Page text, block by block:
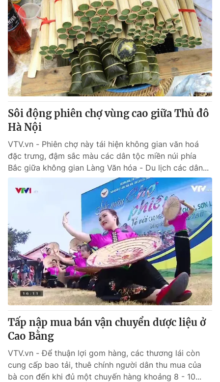
Sôi động phiên chợ vùng cao giữa Thủ đô
Hà Nội
VTV.vn - Phiên chợ này tái hiện không gian văn hoá
đặc trưng, đậm sắc màu các dân tộc miền núi phía
Bắc giữa không gian Làng Văn hóa - Du lịch các dân...
Tấp nập mua bán vận chuyển dược liệu ở
Cao Bằng
VTV.vn - Để thuận lợi gom hàng, các thương lái còn
cung cấp bao tải, thuê chính người dân thu mua của
bà con đến khi đủ một chuyến hàng khoảng 8 - 10...